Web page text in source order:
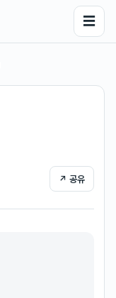
☰
↗ 공유